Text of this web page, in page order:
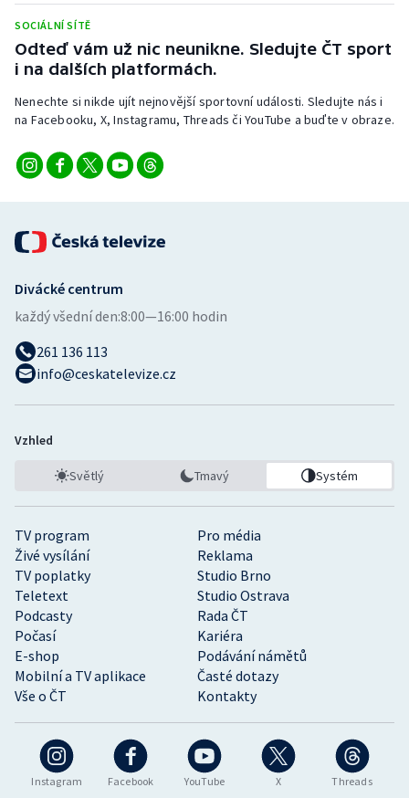
SOCIÁLNÍ SÍTĚ
Odteď vám už nic neunikne. Sledujte ČT sport
i na dalších platformách.
Nenechte si nikde ujít nejnovější sportovní události. Sledujte nás i
na Facebooku, X, Instagramu, Threads či YouTube a buďte v obraze.
Instagram Facebook YouTube X Threads
TV program
Pro média
Živé vysílání
Reklama
TV poplatky
Studio Brno
Teletext
Studio Ostrava
Podcasty
Rada ČT
Počasí
Kariéra
E-shop
Podávání námětů
Mobilní a TV aplikace
Časté dotazy
Vše o ČT
Kontakty
Divácké centrum
každý všední den:8:00—16:00 hodin
261 136 113
info@ceskatelevize.cz
Vzhled
Světlý Tmavý Systém